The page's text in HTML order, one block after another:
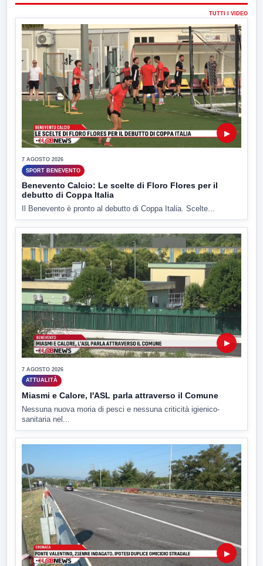
TUTTI I VIDEO
▶
7 AGOSTO 2026
SPORT BENEVENTO
Benevento Calcio: Le scelte di Floro Flores per il
debutto di Coppa Italia
Il Benevento è pronto al debutto di Coppa Italia. Scelte...
▶
7 AGOSTO 2026
ATTUALITÀ
Miasmi e Calore, l'ASL parla attraverso il Comune
Nessuna nuova moria di pesci e nessuna criticità igienico-
sanitaria nel...
▶